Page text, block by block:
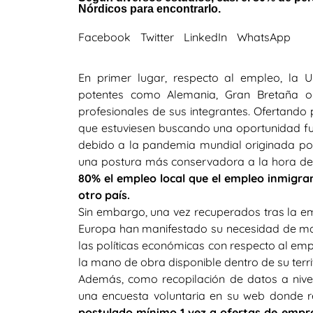
Nórdicos para encontrarlo.
Facebook Twitter LinkedIn WhatsApp
En primer lugar, respecto al empleo, la
potentes como Alemania, Gran Bretaña
profesionales de sus integrantes.
que estuviesen buscando una oportunidad
debido a la pandemia mundial originada
una postura más conservadora a la hora
80% el empleo local que el empleo
otro país.
Sin embargo, una vez recuperados tras la
Europa han manifestado su necesidad de
las políticas económicas con respecto al
la mano de obra disponible dentro de su
Además, como recopilación de datos a
una encuesta voluntaria en su web donde